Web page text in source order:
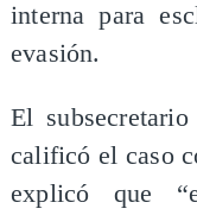
interna para
evasión.
El
calificó el caso
explicó que